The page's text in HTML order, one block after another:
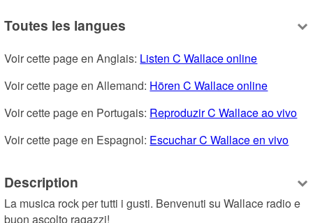
Toutes les langues
Voir cette page en Anglais: Listen C Wallace online
Voir cette page en Allemand: Hören C Wallace online
Voir cette page en Portugais: Reproduzir C Wallace ao vivo
Voir cette page en Espagnol: Escuchar C Wallace en vivo
Description
La musica rock per tutti i gusti. Benvenuti su Wallace radio e
buon ascolto ragazzi!